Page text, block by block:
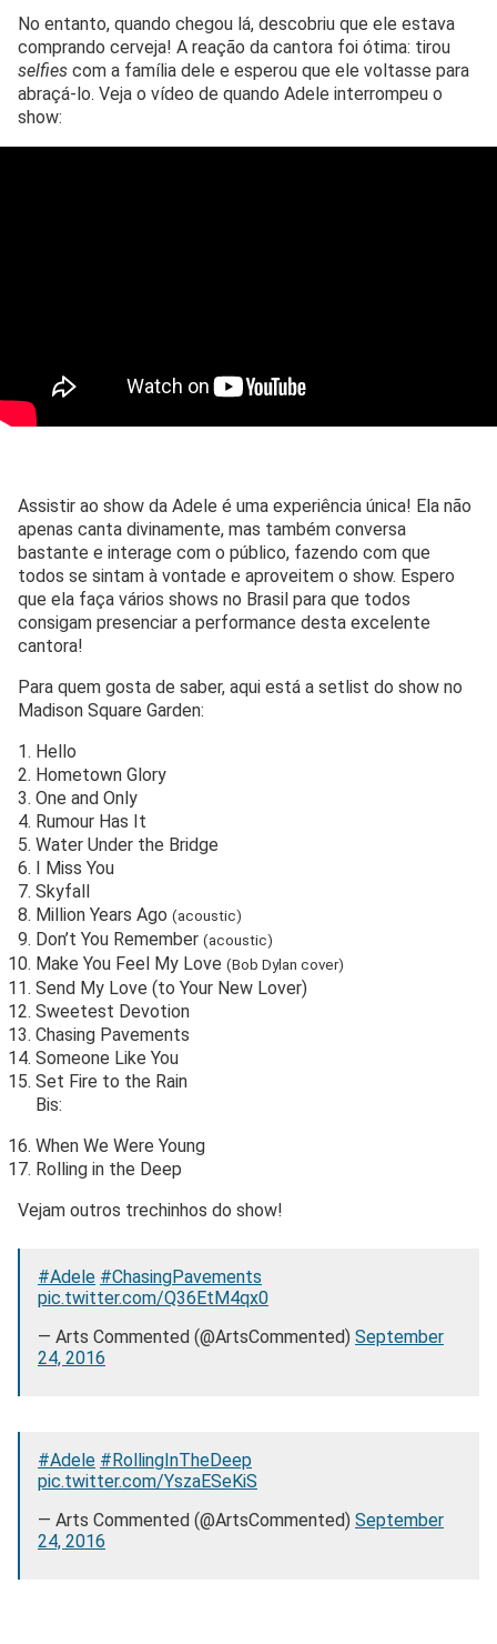
No entanto, quando chegou lá, descobriu que ele estava
comprando cerveja! A reação da cantora foi ótima: tirou
selfies com a família dele e esperou que ele voltasse para
abraçá-lo. Veja o vídeo de quando Adele interrompeu o
show:
Assistir ao show da Adele é uma experiência única! Ela não
apenas canta divinamente, mas também conversa
bastante e interage com o público, fazendo com que
todos se sintam à vontade e aproveitem o show. Espero
que ela faça vários shows no Brasil para que todos
consigam presenciar a performance desta excelente
cantora!
Para quem gosta de saber, aqui está a setlist do show no
Madison Square Garden:
Hello
Hometown Glory
One and Only
Rumour Has It
Water Under the Bridge
I Miss You
Skyfall
Million Years Ago (acoustic)
Don’t You Remember (acoustic)
Make You Feel My Love (Bob Dylan cover)
Send My Love (to Your New Lover)
Sweetest Devotion
Chasing Pavements
Someone Like You
Set Fire to the Rain
Bis:
When We Were Young
Rolling in the Deep
Vejam outros trechinhos do show!
#Adele #ChasingPavements
pic.twitter.com/Q36EtM4qx0
— Arts Commented (@ArtsCommented) September
24, 2016
#Adele #RollingInTheDeep
pic.twitter.com/YszaESeKiS
— Arts Commented (@ArtsCommented) September
24, 2016